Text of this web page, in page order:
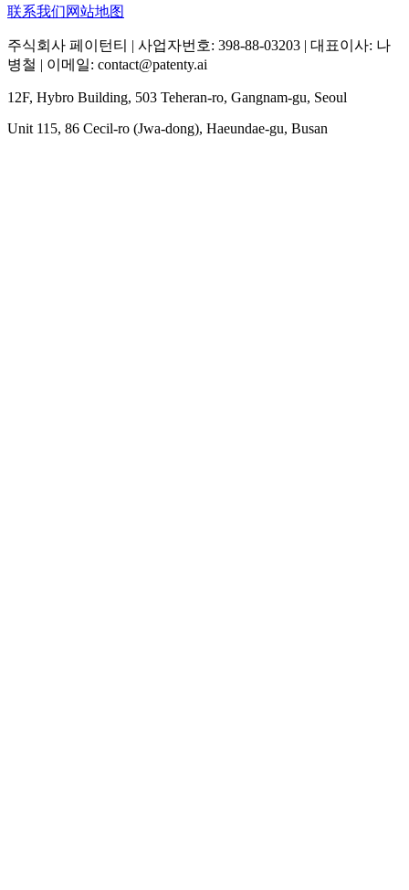
联系我们网站地图
주식회사 페이턴티 | 사업자번호: 398-88-03203 | 대표이사: 나
병철 | 이메일: contact@patenty.ai
12F, Hybro Building, 503 Teheran-ro, Gangnam-gu, Seoul
Unit 115, 86 Cecil-ro (Jwa-dong), Haeundae-gu, Busan